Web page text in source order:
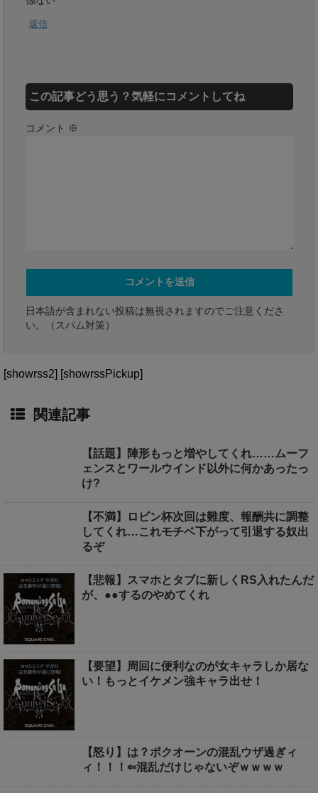
返信
この記事どう思う？気軽にコメントしてね
コメント ※
日本語が含まれない投稿は無視されますのでご注意くださ
い。（スパム対策）
[showrss2] [showrssPickup]
関連記事
【話題】陣形もっと増やしてくれ……ムーフ
ェンスとワールウインド以外に何かあったっ
け?
【不満】ロビン杯次回は難度、報酬共に調整
してくれ…これモチベ下がって引退する奴出
るぞ
【悲報】スマホとタブに新しくRS入れたんだ
が、●●するのやめてくれ
【要望】周回に便利なのが女キャラしか居な
い！もっとイケメン強キャラ出せ！
【怒り】は？ボクオーンの混乱ウザ過ぎィ
ィ！！！⇐混乱だけじゃないぞｗｗｗｗ